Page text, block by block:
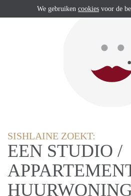
SISHLAINE ZOEKT:
EEN STUDIO /
We gebruiken cookies voor de